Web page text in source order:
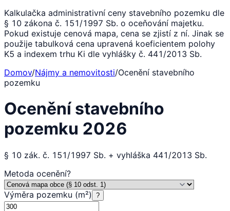
Kalkulačka administrativní ceny stavebního pozemku dle
§ 10 zákona č. 151/1997 Sb. o oceňování majetku.
Pokud existuje cenová mapa, cena se zjistí z ní. Jinak se
použije tabulková cena upravená koeficientem polohy
K5 a indexem trhu Ki dle vyhlášky č. 441/2013 Sb.
Domov/Nájmy a nemovitosti/Ocenění stavebního
pozemku
Ocenění stavebního
pozemku 2026
§ 10 zák. č. 151/1997 Sb. + vyhláška 441/2013 Sb.
Metoda ocenění?
Výměra pozemku (m²) ?